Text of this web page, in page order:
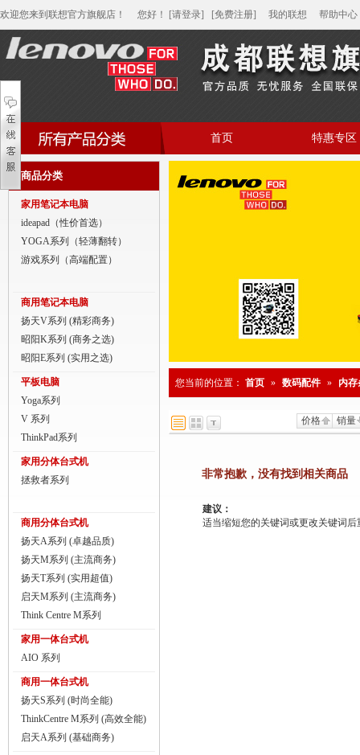
欢迎您来到联想官方旗舰店！ 您好 ！ [请登录] [免费注册] 我的联想 帮助中心
家用笔记本电脑
商用笔记本电脑
平板电脑
商用分体台式机
家用一体台式机
ThinkPad
ThinkStation工作站
联想服务器
首页 特惠专区
商品分类
家用笔记本电脑
ideapad（性价首选）
YOGA系列（轻薄翻转）
游戏系列（高端配置）
商用笔记本电脑
扬天V系列 (精彩商务)
昭阳K系列 (商务之选)
昭阳E系列 (实用之选)
平板电脑
Yoga系列
V 系列
ThinkPad系列
家用分体台式机
拯救者系列
商用分体台式机
扬天A系列 (卓越品质)
扬天M系列 (主流商务)
扬天T系列 (实用超值)
启天M系列 (主流商务)
Think Centre M系列
家用一体台式机
AIO 系列
商用一体台式机
扬天S系列 (时尚全能)
ThinkCentre M系列 (高效全能)
启天A系列 (基础商务)
您当前的位置： 首页 » 数码配件 » 内存
价格 销量
非常抱歉，没有找到相关商品
建议：
适当缩短您的关键词或更改关键词后